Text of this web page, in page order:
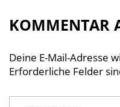
KOMMENTAR
Deine E-Mail-Adresse
Erforderliche Felder